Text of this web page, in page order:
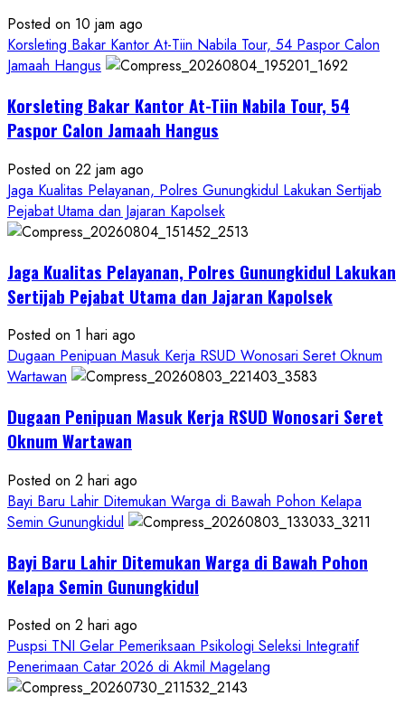
Posted on 10 jam ago
Korsleting Bakar Kantor At-Tiin Nabila Tour, 54 Paspor Calon
Jamaah Hangus
Korsleting Bakar Kantor At-Tiin Nabila Tour, 54
Paspor Calon Jamaah Hangus
Posted on 22 jam ago
Jaga Kualitas Pelayanan, Polres Gunungkidul Lakukan Sertijab
Pejabat Utama dan Jajaran Kapolsek
Jaga Kualitas Pelayanan, Polres Gunungkidul Lakukan
Sertijab Pejabat Utama dan Jajaran Kapolsek
Posted on 1 hari ago
Dugaan Penipuan Masuk Kerja RSUD Wonosari Seret Oknum
Wartawan
Dugaan Penipuan Masuk Kerja RSUD Wonosari Seret
Oknum Wartawan
Posted on 2 hari ago
Bayi Baru Lahir Ditemukan Warga di Bawah Pohon Kelapa
Semin Gunungkidul
Bayi Baru Lahir Ditemukan Warga di Bawah Pohon
Kelapa Semin Gunungkidul
Posted on 2 hari ago
Puspsi TNI Gelar Pemeriksaan Psikologi Seleksi Integratif
Penerimaan Catar 2026 di Akmil Magelang